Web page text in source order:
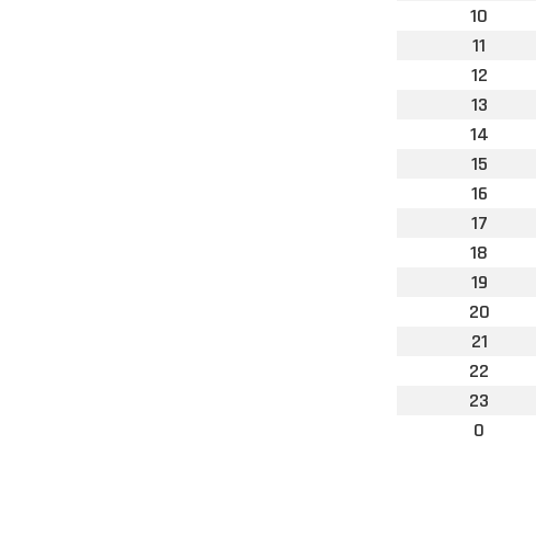
10
11
12
13
14
15
16
17
18
19
20
21
22
23
0